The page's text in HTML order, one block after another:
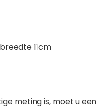
11cm
meting is, moet u een